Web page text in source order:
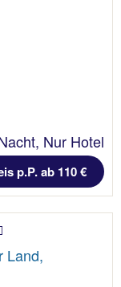
Nur Hotel
p.P. ab 110 €
Land,